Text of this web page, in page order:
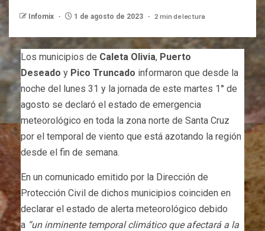
Infomix 1 de agosto de 2023 2 min de lectura
Los municipios de Caleta Olivia, Puerto
Deseado y Pico Truncado informaron que desde la
noche del lunes 31 y la jornada de este martes 1° de
agosto se declaró el estado de emergencia
meteorológico en toda la zona norte de Santa Cruz
por el temporal de viento que está azotando la región
desde el fin de semana.
En un comunicado emitido por la Dirección de
Protección Civil de dichos municipios coinciden en
declarar el estado de alerta meteorológico debido
a “un inminente temporal climático que afectará a la